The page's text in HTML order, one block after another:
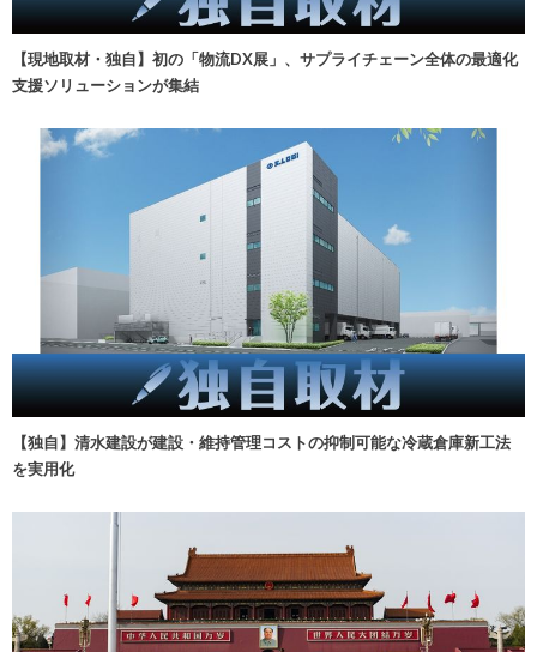
【現地取材・独自】初の「物流DX展」、サプライチェーン全体の最適化
支援ソリューションが集結
【独自】清水建設が建設・維持管理コストの抑制可能な冷蔵倉庫新工法
を実用化